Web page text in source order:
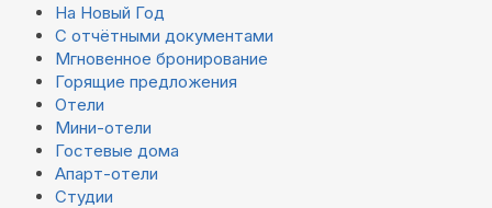
На Новый Год
С отчётными документами
Мгновенное бронирование
Горящие предложения
Отели
Мини-отели
Гостевые дома
Апарт-отели
Студии